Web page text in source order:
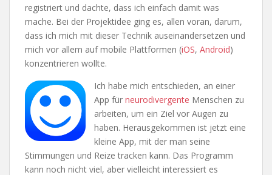
registriert und dachte, dass ich einfach damit was
mache. Bei der Projektidee ging es, allen voran, darum,
dass ich mich mit dieser Technik auseinandersetzen und
mich vor allem auf mobile Plattformen (iOS, Android)
konzentrieren wollte.
Ich habe mich entschieden, an einer
App für neurodivergente Menschen zu
arbeiten, um ein Ziel vor Augen zu
haben. Herausgekommen ist jetzt eine
kleine App, mit der man seine
Stimmungen und Reize tracken kann. Das Programm
kann noch nicht viel, aber vielleicht interessiert es